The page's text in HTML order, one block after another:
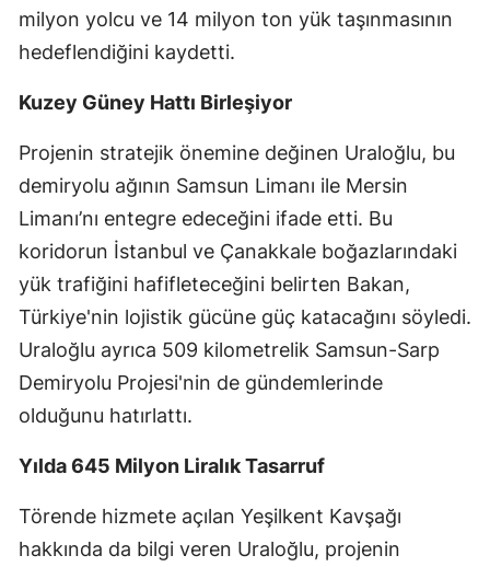
milyon yolcu ve 14 milyon ton yük taşınmasının
hedeflendiğini kaydetti.
Kuzey Güney Hattı Birleşiyor
Projenin stratejik önemine değinen Uraloğlu, bu
demiryolu ağının Samsun Limanı ile Mersin
Limanı’nı entegre edeceğini ifade etti. Bu
koridorun İstanbul ve Çanakkale boğazlarındaki
yük trafiğini hafifleteceğini belirten Bakan,
Türkiye'nin lojistik gücüne güç katacağını söyledi.
Uraloğlu ayrıca 509 kilometrelik Samsun-Sarp
Demiryolu Projesi'nin de gündemlerinde
olduğunu hatırlattı.
Yılda 645 Milyon Liralık Tasarruf
Törende hizmete açılan Yeşilkent Kavşağı
hakkında da bilgi veren Uraloğlu, projenin